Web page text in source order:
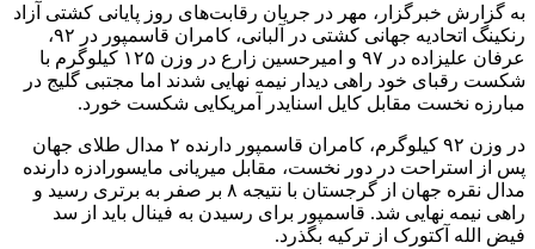
به گزارش خبرگزار، مهر در جریان رقابت‌های روز پایانی کشتی آزاد
رنکینگ اتحادیه جهانی کشتی در آلبانی، کامران قاسمپور در ۹۲،
عرفان علیزاده در ۹۷ و امیرحسین زارع در وزن ۱۲۵ کیلوگرم با
شکست رقبای خود راهی دیدار نیمه نهایی شدند اما مجتبی گلیج در
مبارزه نخست مقابل کایل اسنایدر آمریکایی شکست خورد.
در وزن ۹۲ کیلوگرم، کامران قاسمپور دارنده ۲ مدال طلای جهان
پس از استراحت در دور نخست، مقابل میریانی مایسورادزه دارنده
مدال نقره جهان از گرجستان با نتیجه ۸ بر صفر به برتری رسید و
راهی نیمه نهایی شد. قاسمپور برای رسیدن به فینال باید از سد
فیض الله آکتورک از ترکیه بگذرد.